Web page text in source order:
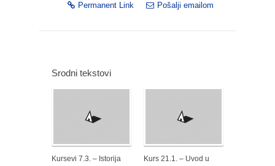
Permanent Link Pošalji emailom
Srodni tekstovi
Kursevi 7.3. – Istorija
Kurs 21.1. – Uvod u